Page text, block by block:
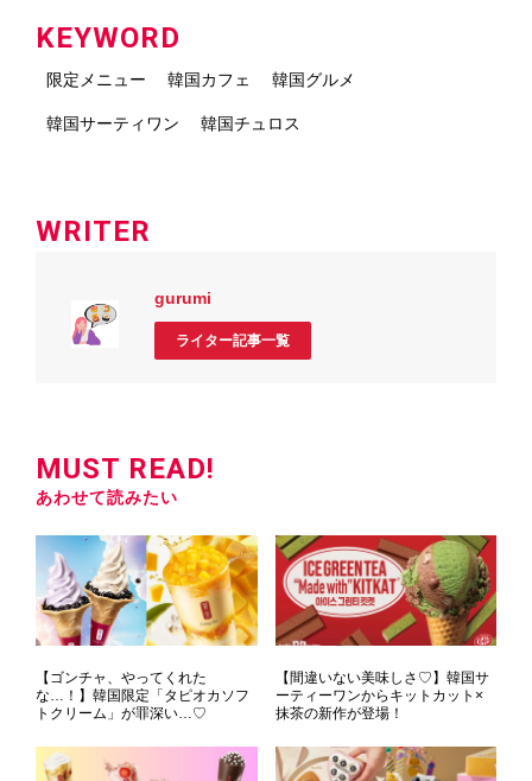
KEYWORD
限定メニュー 韓国カフェ 韓国グルメ
韓国サーティワン 韓国チュロス
WRITER
gurumi
ライター記事一覧
MUST READ!
あわせて読みたい
【ゴンチャ、やってくれた
な…！】韓国限定「タピオカソフ
トクリーム」が罪深い…♡
【間違いない美味しさ♡】韓国サ
ーティーワンからキットカット×
抹茶の新作が登場！